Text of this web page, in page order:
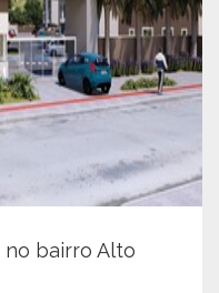
bairro Alto